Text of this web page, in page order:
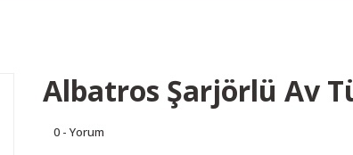
Albatros Şarjörlü Av
0 - Yorum